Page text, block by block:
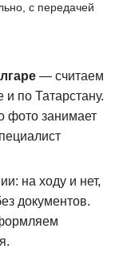
с передачей
— считаем
по Татарстану.
фото занимает
на ходу и нет,
документов.